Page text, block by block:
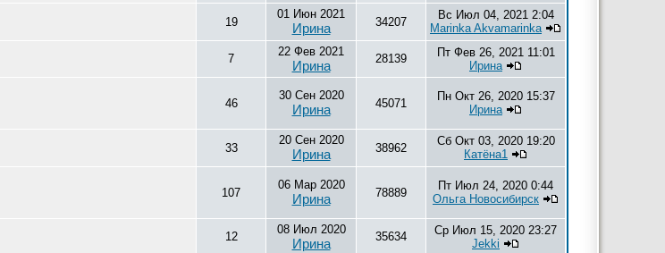
19
01 Июн 2021
Ирина 34207
Вс Июл 04, 2021 2:04
Marinka Akvamarinka
7
22 Фев 2021
Ирина 28139
Пт Фев 26, 2021 11:01
Ирина
46
30 Сен 2020
Ирина 45071
Пн Окт 26, 2020 15:37
Ирина
33
20 Сен 2020
Ирина 38962
Сб Окт 03, 2020 19:20
Катёна1
107
06 Мар 2020
Ирина 78889
Пт Июл 24, 2020 0:44
Ольга Новосибирск
12
08 Июл 2020
Ирина 35634
Ср Июл 15, 2020 23:27
Jekki